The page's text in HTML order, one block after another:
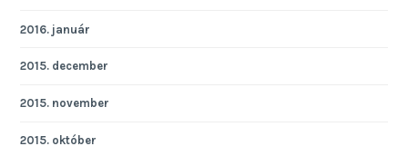
2016. január
2015. december
2015. november
2015. október